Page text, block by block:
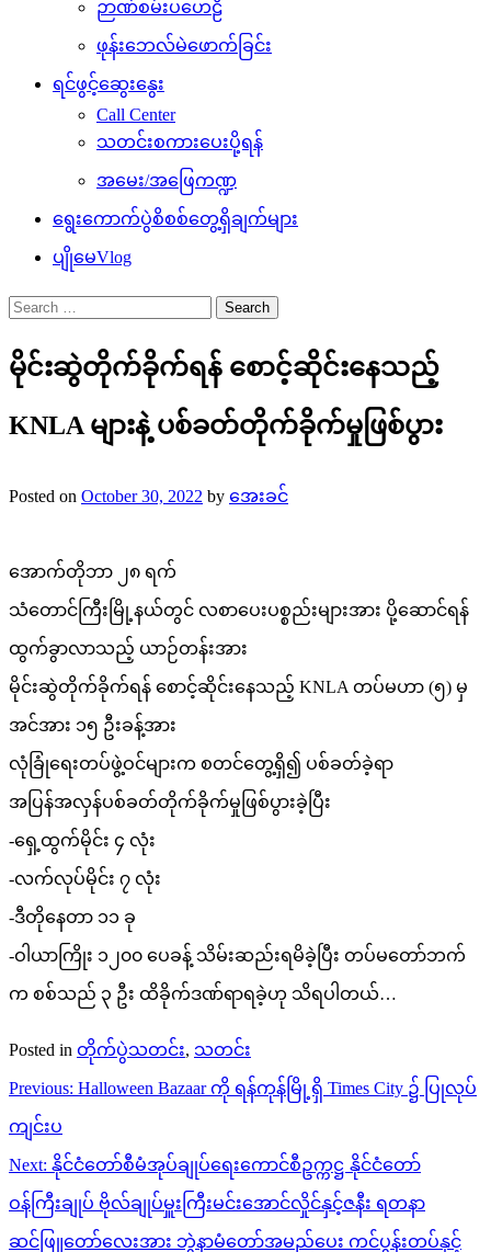
ဉာဏ်စမ်းပဟေဠိ
ဖုန်းဘေလ်မဲဖောက်ခြင်း
ရင်ဖွင့်ဆွေးနွေး
Call Center
သတင်းစကားပေးပို့ရန်
အမေး/အဖြေကဏ္ဍ
ရွေးကောက်ပွဲစိစစ်တွေ့ရှိချက်များ
ပျိုမေVlog
Search
for:
မိုင်းဆွဲတိုက်ခိုက်ရန် စောင့်ဆိုင်းနေသည့်
KNLA များနဲ့ ပစ်ခတ်တိုက်ခိုက်မှုဖြစ်ပွား
Posted on October 30, 2022 by အေးခင်
အောက်တိုဘာ ၂၈ ရက်
သံတောင်ကြီးမြို့နယ်တွင် လစာပေးပစ္စည်းများအား ပို့ဆောင်ရန်
ထွက်ခွာလာသည့် ယာဉ်တန်းအား
မိုင်းဆွဲတိုက်ခိုက်ရန် စောင့်ဆိုင်းနေသည့် KNLA တပ်မဟာ (၅) မှ
အင်အား ၁၅ ဦးခန့်အား
လုံခြုံရေးတပ်ဖွဲ့ဝင်များက စတင်တွေ့ရှိ၍ ပစ်ခတ်ခဲ့ရာ
အပြန်အလှန်ပစ်ခတ်တိုက်ခိုက်မှုဖြစ်ပွားခဲ့ပြီး
-ရှေ့ထွက်မိုင်း ၄ လုံး
-လက်လုပ်မိုင်း ၇ လုံး
-ဒီတိုနေတာ ၁၁ ခု
-ဝါယာကြိုး ၁၂၀၀ ပေခန့် သိမ်းဆည်းရမိခဲ့ပြီး တပ်မတော်ဘက်
က စစ်သည် ၃ ဦး ထိခိုက်ဒဏ်ရာရခဲ့ဟု သိရပါတယ်…
Posted in တိုက်ပွဲသတင်း, သတင်း
Post
navigation
Previous: Halloween Bazaar ကို ရန်ကုန်မြို့ရှိ Times City ၌ ပြုလုပ်
ကျင်းပ
Next: နိုင်ငံတော်စီမံအုပ်ချုပ်ရေးကောင်စီဥက္ကဋ္ဌ နိုင်ငံတော်
ဝန်ကြီးချုပ် ဗိုလ်ချုပ်မှူးကြီးမင်းအောင်လှိုင်နှင့်ဇနီး ရတနာ
ဆင်ဖြူတော်လေးအား ဘွဲနာမံတော်အမည်ပေး ကင်ပွန်းတပ်နှင့်